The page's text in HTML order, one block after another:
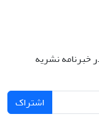
خبرنامه نشریه
اشتراک